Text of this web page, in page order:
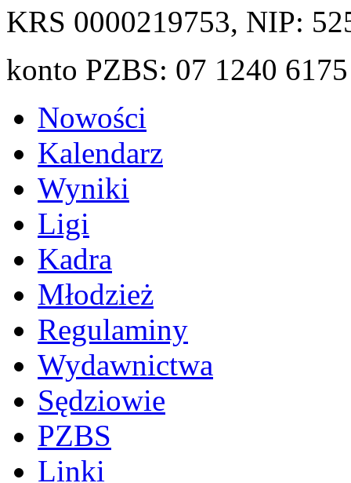
KRS 0000219753, NIP:
konto PZBS: 07 1240
Nowości
Kalendarz
Wyniki
Ligi
Kadra
Młodzież
Regulaminy
Wydawnictwa
Sędziowie
PZBS
Linki